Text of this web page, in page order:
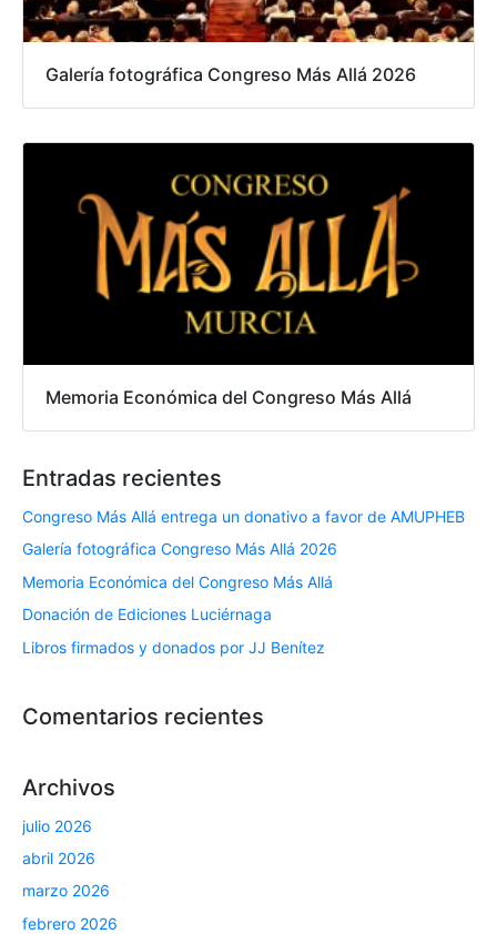
Galería fotográfica Congreso Más Allá 2026
Memoria Económica del Congreso Más Allá
Entradas recientes
Congreso Más Allá entrega un donativo a favor de AMUPHEB
Galería fotográfica Congreso Más Allá 2026
Memoria Económica del Congreso Más Allá
Donación de Ediciones Luciérnaga
Libros firmados y donados por JJ Benítez
Comentarios recientes
Archivos
julio 2026
abril 2026
marzo 2026
febrero 2026